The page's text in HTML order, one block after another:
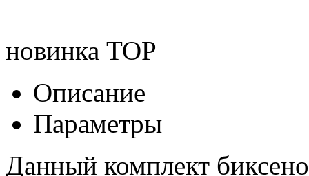
новинка TOP
Описание
Параметры
Данный комплект